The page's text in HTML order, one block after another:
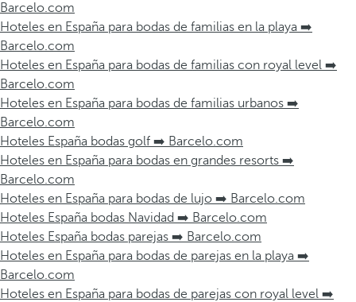
Barcelo.com
Hoteles en España para bodas de familias en la playa ➡️
Barcelo.com
Hoteles en España para bodas de familias con royal level ➡️
Barcelo.com
Hoteles en España para bodas de familias urbanos ➡️
Barcelo.com
Hoteles España bodas golf ➡️ Barcelo.com
Hoteles en España para bodas en grandes resorts ➡️
Barcelo.com
Hoteles en España para bodas de lujo ➡️ Barcelo.com
Hoteles España bodas Navidad ➡️ Barcelo.com
Hoteles España bodas parejas ➡️ Barcelo.com
Hoteles en España para bodas de parejas en la playa ➡️
Barcelo.com
Hoteles en España para bodas de parejas con royal level ➡️